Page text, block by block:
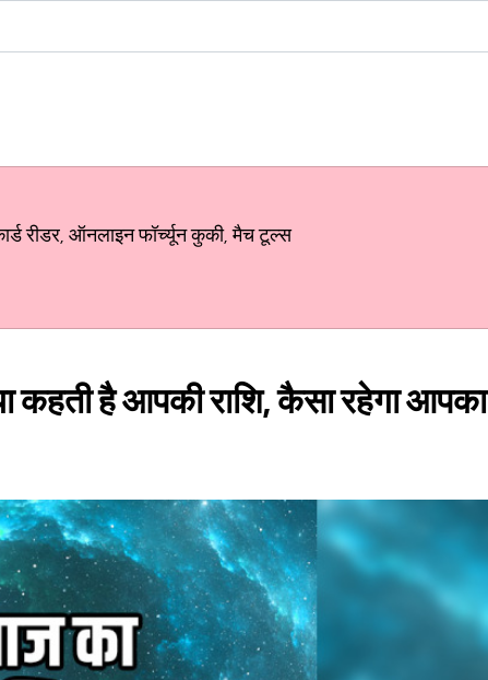
रीडर, ऑनलाइन फॉर्च्यून कुकी, मैच टूल्स
कहती है आपकी राशि, कैसा रहेगा आपका